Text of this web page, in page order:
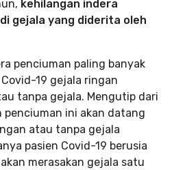
kehilangan indera
gejala yang diderita oleh
penciuman paling banyak
19 gejala ringan
tanpa gejala. Mengutip dari
penciuman ini akan datang
atau tanpa gejala
pasien Covid-19 berusia
merasakan gejala satu